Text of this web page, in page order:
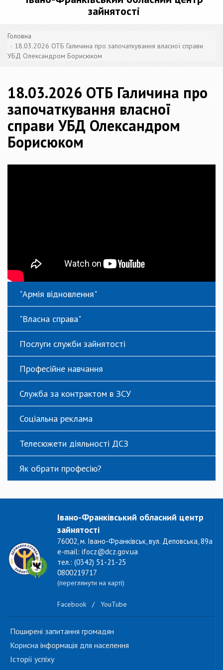
зайнятості
Головна
18.03.2026 ОТБ Галичина про започаткування власної справи
УБД Олександром Борисюком
18.03.2026 ОТБ Галичина про
започаткування власної
справи УБД Олександром
Борисюком
"Армія відновлення"
"Власна справа"
Послуги служби зайнятості
Професійне навчання
Служба за контрактом в ЗСУ
Соціальна реклама
Телесюжети діяльності ДСЗ
Як обрати професію?
Івано-Франківський обласний центр
зайнятості
76002, м. Івано-Франківськ, вул. Деповська, 89а
e-mail: ifocz@dcz.gov.ua
тел.: (0342) 51-21-25
0800219717
(переглянути на карті)
Facebook / YouTube
Поширені запитання громадян
Корисна інформація для населення
Історії успіху